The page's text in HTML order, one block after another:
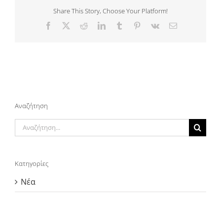
Share This Story, Choose Your Platform!
Facebook
TwitterRedditLinkedInTumblr Pinterest
Vk Email
Αναζήτηση
Αναζήτηση
για:
Κατηγορίες
Νέα